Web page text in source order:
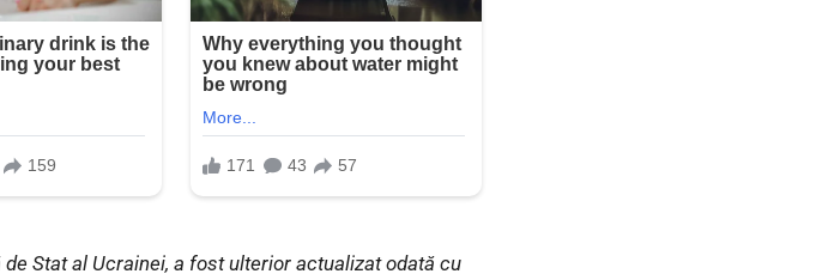
Stat al Ucrainei, a fost ulterior actualizat odată cu